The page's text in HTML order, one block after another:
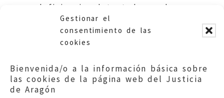
Gestionar el
consentimiento de las
cookies
Bienvenida/o a la información básica sobre
las cookies de la página web del Justicia
de Aragón
deficiencias detectadas en los
informes municipales.